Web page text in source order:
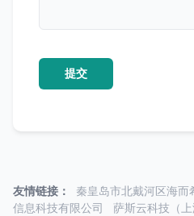
友情链接： 秦皇岛市北戴河区海而
信息科技有限公司
萨斯云科技（